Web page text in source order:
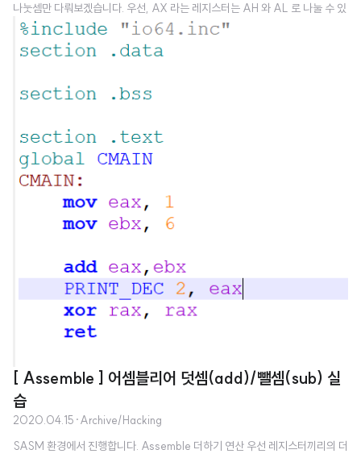
나눗셈만 다뤄보겠습니다. 우선, AX 라는 레지스터는 AH 와 AL 로 나눌 수 있
습니다. 이걸 알고 넘어가야 이해할 수 있습니다. AX AH AL 곱셈의 형식은 이
러합니다. mul 파라미터 우리가 아는 곱셈의 형식은 피연산자가 2개인, A*B
니다. 핵심만 말하겠습니다. mul 뒤에 붙는 파라미터 값은 AL 과 곱해져 AL에
말로는 조금 어려우니, 코드로 볼까요? ax에 0이 들어있는..
[ Assemble ] 어셈블리어 덧셈(add)/뺄셈(sub) 실
습
2020.04.15 ·Archive/Hacking
SASM 환경에서 진행합니다. Assemble 더하기 연산 우선 레지스터끼리의 더